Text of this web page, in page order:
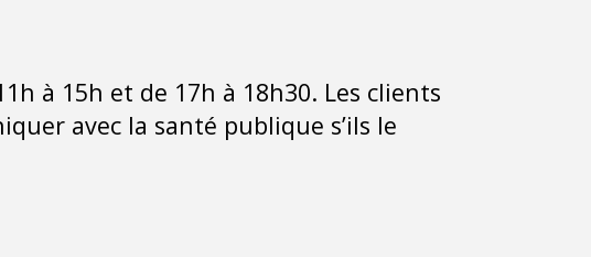
à 15h et de 17h à 18h30. Les clients
avec la santé publique s’ils le